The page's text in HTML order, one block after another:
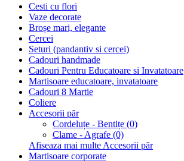
Cesti cu flori
Vaze decorate
Broșe mari, elegante
Cercei
Seturi (pandantiv si cercei)
Cadouri handmade
Cadouri Pentru Educatoare si Invatatoare
Martisoare educatoare, invatatoare
Cadouri 8 Martie
Coliere
Accesorii păr
Cordeluțe - Bentițe (0)
Clame - Agrafe (0)
Afiseaza mai multe Accesorii păr
Martisoare corporate